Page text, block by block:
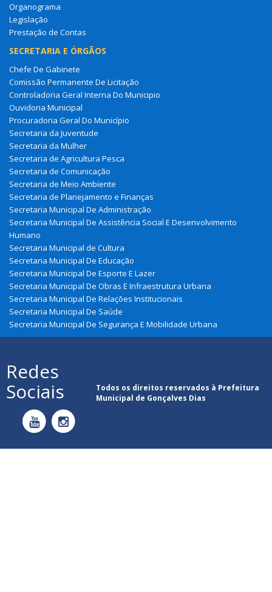
Organograma
Legislação
Prestação de Contas
SECRETARIA E ÓRGÃOS
Chefe De Gabinete
Comissão Permanente De Licitação
Controladoria Geral Interna Do Municipio
Ouvidoria Municipal
Procuradoria Geral Do Município
Secretaria da Juventude
Secretaria da Mulher
Secretaria de Agricultura Pesca
Secretaria de Comunicação
Secretaria de Meio Ambiente
Secretaria de Planejamento e Finanças
Secretaria Municipal De Administração
Secretaria Municipal De Assistência Social E Desenvolvimento
Humano
Secretaria Municipal de Cultura
Secretaria Municipal De Educação
Secretaria Municipal De Esporte E Lazer
Secretaria Municipal De Obras E Infraestrutura Urbana
Secretaria Municipal De Relações Institucionais
Secretaria Municipal De Saúde
Secretaria Municipal De Segurança E Mobilidade Urbana
Redes
Sociais
Todos os direitos reservados à Prefeitura
Municipal de Gonçalves Dias